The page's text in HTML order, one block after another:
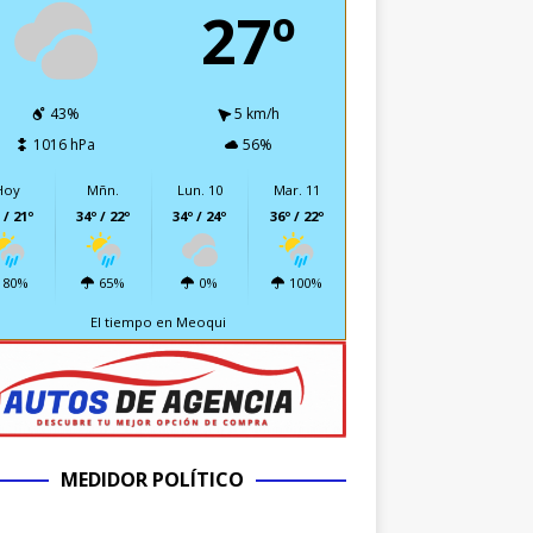
27º
43%
5 km/h
1016 hPa
56%
/ 21º
80%
Mñn.
34º / 22º
65%
Lun. 10
34º / 24º
0%
Mar. 11
36º / 22º
100%
El tiempo en Meoqui
MEDIDOR POLÍTICO